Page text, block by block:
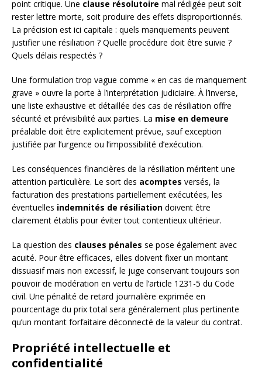
point critique. Une clause résolutoire mal rédigée peut soit
rester lettre morte, soit produire des effets disproportionnés.
La précision est ici capitale : quels manquements peuvent
justifier une résiliation ? Quelle procédure doit être suivie ?
Quels délais respectés ?
Une formulation trop vague comme « en cas de manquement
grave » ouvre la porte à l’interprétation judiciaire. À l’inverse,
une liste exhaustive et détaillée des cas de résiliation offre
sécurité et prévisibilité aux parties. La mise en demeure
préalable doit être explicitement prévue, sauf exception
justifiée par l’urgence ou l’impossibilité d’exécution.
Les conséquences financières de la résiliation méritent une
attention particulière. Le sort des acomptes versés, la
facturation des prestations partiellement exécutées, les
éventuelles indemnités de résiliation doivent être
clairement établis pour éviter tout contentieux ultérieur.
La question des clauses pénales se pose également avec
acuité. Pour être efficaces, elles doivent fixer un montant
dissuasif mais non excessif, le juge conservant toujours son
pouvoir de modération en vertu de l’article 1231-5 du Code
civil. Une pénalité de retard journalière exprimée en
pourcentage du prix total sera généralement plus pertinente
qu’un montant forfaitaire déconnecté de la valeur du contrat.
Propriété intellectuelle et
confidentialité